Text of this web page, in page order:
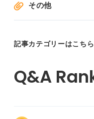
その他
記事カテゴリーはこちら